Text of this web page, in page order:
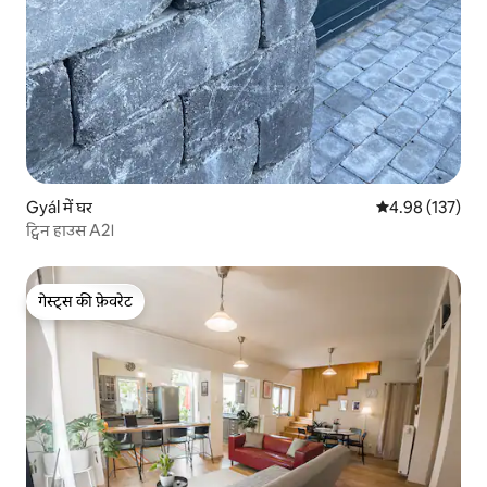
Gyál में घर औसत रेटिंग 5 में से
4.98 (137)
ट्विन हाउस A2।
गेस्ट्स की फ़ेवरेट
गेस्ट्स की फ़ेवरेट